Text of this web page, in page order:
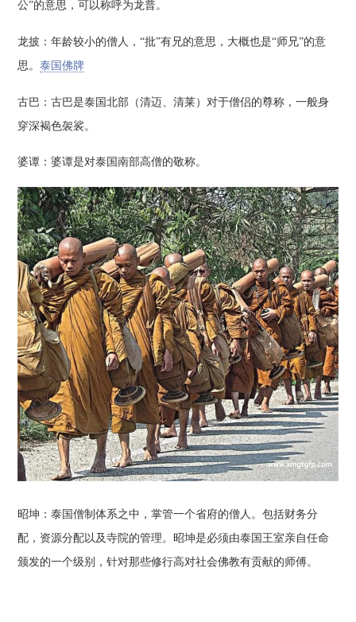
公”的意思，可以称呼为龙普。
龙披：年龄较小的僧人，“批”有兄的意思，大概也是“师兄”的意
思。泰国佛牌
古巴：古巴是泰国北部（清迈、清莱）对于僧侣的尊称，一般身
穿深褐色袈裟。
婆谭：婆谭是对泰国南部高僧的敬称。
昭坤：泰国僧制体系之中，掌管一个省府的僧人。包括财务分
配，资源分配以及寺院的管理。昭坤是必须由泰国王室亲自任命
颁发的一个级别，针对那些修行高对社会佛教有贡献的师傅。